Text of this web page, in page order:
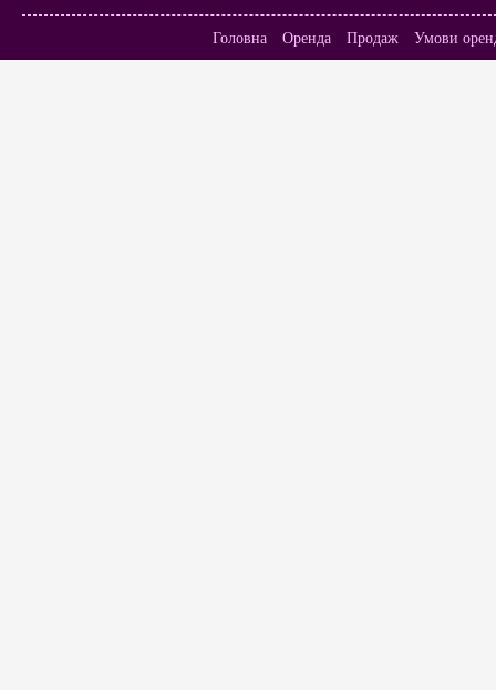
Головна Оренда Продаж Умови